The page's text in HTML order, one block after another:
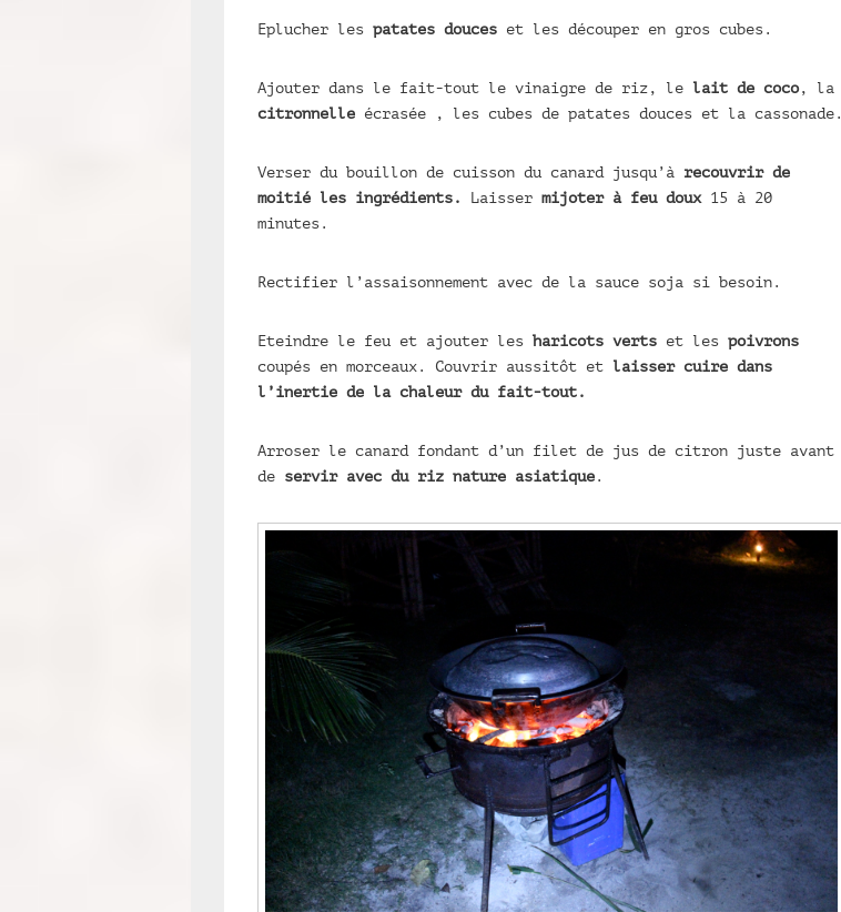
Eplucher les patates douces et les découper en gros cubes.
Ajouter dans le fait-tout le vinaigre de riz, le lait de coco, la
citronnelle écrasée , les cubes de patates douces et la cassonade.
Verser du bouillon de cuisson du canard jusqu’à recouvrir de
moitié les ingrédients.
Laisser mijoter à feu doux15 à 20
minutes.
Rectifier l’assaisonnement avec de la sauce soja si besoin.
Eteindre le feu et ajouter les haricots verts et les poivrons
coupés en morceaux. Couvrir aussitôt et laisser cuire dans
l’inertie de la chaleur du fait-tout.
Arroser le canard fondant d’un filet de jus de citron juste avant
de servir avec du riz nature asiatique.